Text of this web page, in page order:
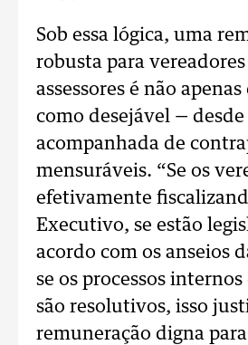
Sob essa lógica, uma
robusta para vereadores
assessores é não
como desejável — desde
acompanhada de
mensuráveis. “Se os
efetivamente
Executivo, se estão
acordo com os anseios
se os processos internos
são resolutivos, isso
remuneração digna